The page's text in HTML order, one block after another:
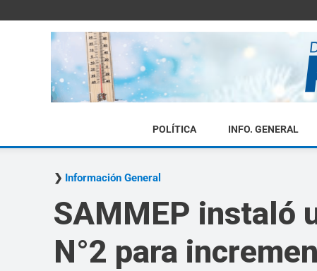
POLÍTICA INFO. GENERAL
Información General
SAMMEP instaló
N°2 para